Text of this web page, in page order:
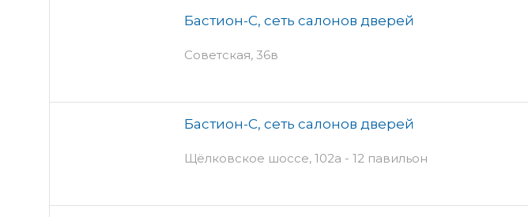
Бастион-С, сеть салонов дверей
Советская, 36в
Бастион-С, сеть салонов дверей
Щёлковское шоссе, 102а - 12 павильон